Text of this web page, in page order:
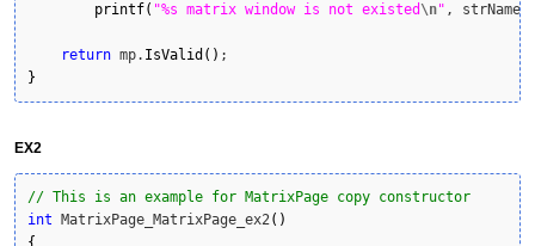
printf( "%s matrix window is not existed \n" , strName
return mp. IsValid ( )
}
EX2
// This is an example for MatrixPage copy constructor
int MatrixPage_MatrixPage_ex2( )
{